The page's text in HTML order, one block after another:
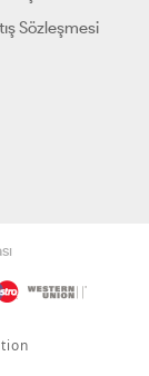
Sözleşmesi